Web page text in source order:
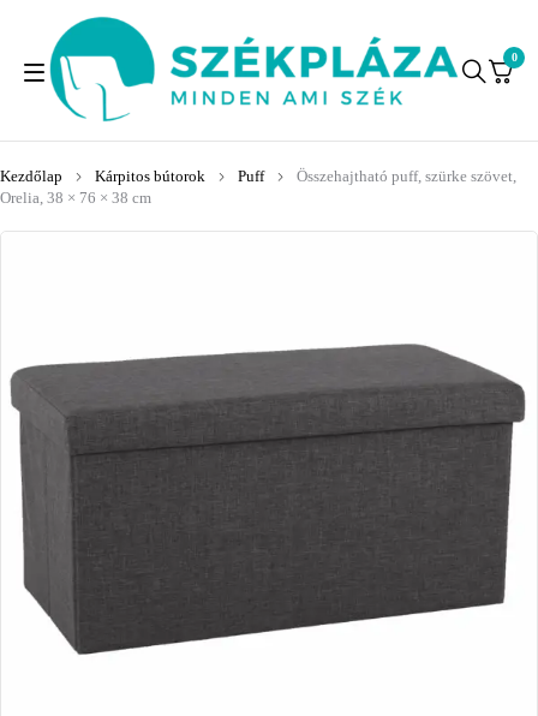
0
Kezdőlap Kárpitos bútorok Puff
Összehajtható puff, szürke szövet,
Orelia, 38 × 76 × 38 cm